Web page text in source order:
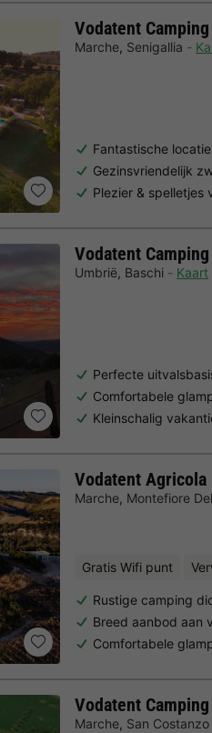
Vodatent
Marche, Senigallia
Fantastische
Gezinsvriendelijk
Plezier & spelletjes
Vodatent
Umbrië, Baschi Kaart
Perfecte
Comfortabele
Kleinschalig
Vodatent Agricola
Marche, Montefiore
Gratis Wifi punt
Rustige camping
Breed aanbod aan
Comfortabele
Vodatent
Marche, San Costanzo